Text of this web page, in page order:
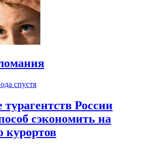
спустя
России
сэкономить на
курортов